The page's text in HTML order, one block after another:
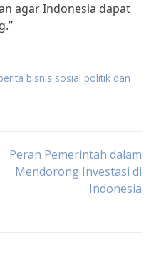
agar Indonesia dapat
bisnis sosial politik dan
Peran Pemerintah dalam
Mendorong Investasi di
Indonesia